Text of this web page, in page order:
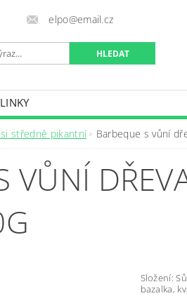
elpo@email.cz
KONTAKTY
středně pikantní Barbeque s vůní
VŮNÍ
Složení:
bazalka,